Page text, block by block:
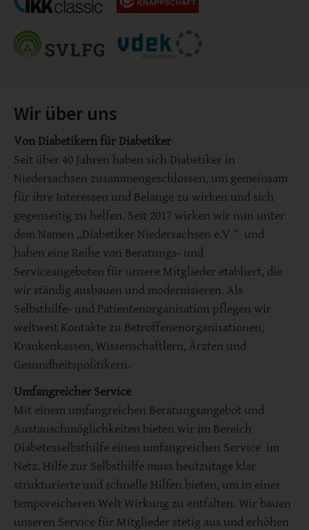
Wir über uns
Von Diabetikern für Diabetiker
Seit über 40 Jahren haben sich Diabetiker in
Niedersachsen zusammengeschlossen, um gemeinsam
für ihre Interessen und Belange zu wirken und sich
gegenseitig zu helfen. Seit 2017 wirken wir nun unter
dem Namen „Diabetiker Niedersachsen e.V.“ und
haben eine Reihe von Beratungs- und
Serviceangeboten für unsere Mitglieder etabliert, die
wir ständig ausbauen und modernisieren. Als
Selbsthilfe- und Patientenorganisation pflegen wir
weltweit Kontakte zu Betroffenenorganisationen,
Krankenkassen, Wissenschaftlern, Ärzten und
Gesundheitspolitikern.
Umfangreicher Service
Mit einem umfangreichen Beratungsangebot und
Austauschmöglichkeiten bieten wir im Bereich
Diabetesselbsthilfe einen umfangreichen Service im
Netz. Hilfe zur Selbsthilfe muss heutzutage klar
strukturierte und schnelle Hilfen bieten, um in einer
temporeicheren Welt Wirkung zu entfalten. Wir bauen
unseren Service für Mitglieder stetig aus und erhöhen